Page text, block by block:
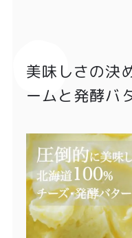
美味しさの決
ームと発酵バ